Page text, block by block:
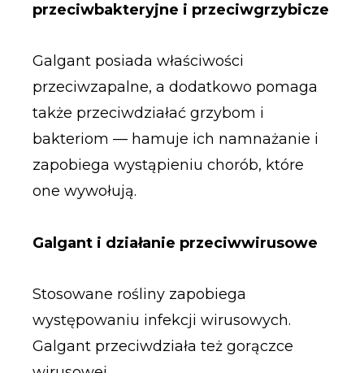
przeciwbakteryjne i przeciwgrzybicze
Galgant posiada właściwości
przeciwzapalne, a dodatkowo pomaga
także przeciwdziałać grzybom i
bakteriom — hamuje ich namnażanie i
zapobiega wystąpieniu chorób, które
one wywołują.
Galgant i działanie przeciwwirusowe
Stosowane rośliny zapobiega
występowaniu infekcji wirusowych.
Galgant przeciwdziała też gorączce